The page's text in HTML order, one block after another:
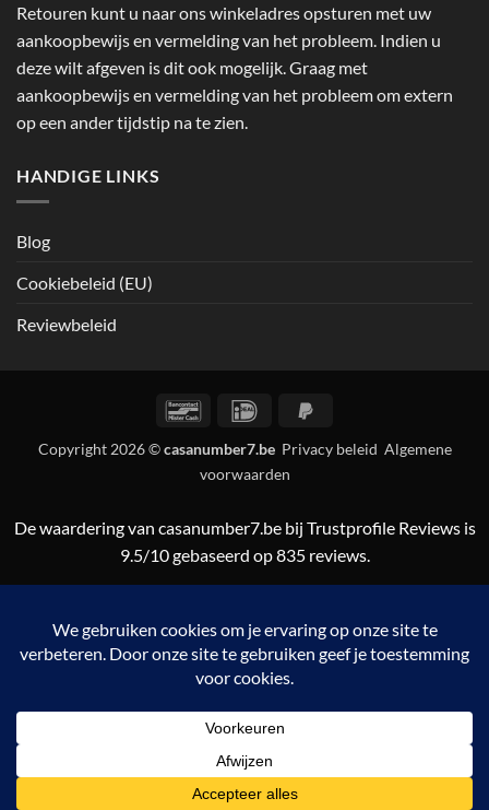
Retouren kunt u naar ons winkeladres opsturen met uw
aankoopbewijs en vermelding van het probleem. Indien u
deze wilt afgeven is dit ook mogelijk. Graag met
aankoopbewijs en vermelding van het probleem om extern
op een ander tijdstip na te zien.
HANDIGE LINKS
Blog
Cookiebeleid (EU)
Reviewbeleid
BancontactIDeal
Copyright 2026 ©casanumber7.be Privacy beleid Algemene
voorwaarden
De waardering van casanumber7.be bij Trustprofile Reviewsis
9.5/10 gebaseerd op 835 reviews.